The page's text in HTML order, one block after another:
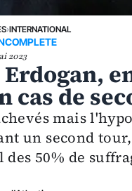
›INTERNATIONAL
2023
cas de
mais
un second
50% de